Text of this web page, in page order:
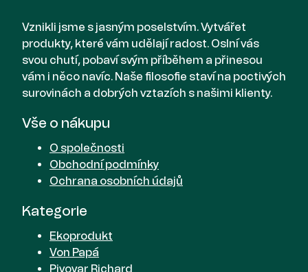
Vznikli jsme s jasným poselstvím. Vytvářet
produkty, které vám udělají radost. Oslní vás
svou chutí, pobaví svým příběhem a přinesou
vám i něco navíc. Naše filosofie staví na poctivých
surovinách a dobrých vztazích s našimi klienty.
Vše o nákupu
O společnosti
Obchodní podmínky
Ochrana osobních údajů
Kategorie
Ekoprodukt
Von Papá
Pivovar Richard